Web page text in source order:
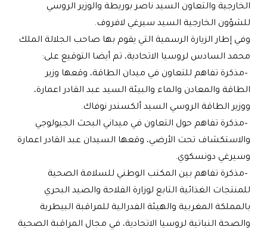
الخارجية والتعاون السيد ناصر بوريطة والوزير الروسي
للشؤون الخارجية السيد سيرغي لافروف.
وفي إطار الزيارة الرسمية التي يقوم بها صاحب الجلالة الملك
محمد السادس لروسيا الاتحادية، تم أيضا التوقيع على:
–مذكرة تفاهم للتعاون في ميدان الطاقة، وقعها وزير
الطاقة والمعادن والماء والبيئة السيد عبد القادر اعمارة،
ووزير الطاقة الروسي السيد ألكسندر نوفاك.
–مذكرة تفاهم حول التعاون في ميداني البحث الجيولوجي
والاستكشاف تحت الأرضي، وقعها السيدان عبد القادر اعمارة
وسيرغي دونسكوي.
–مذكرة تفاهم بين المكتب الوطني للسلامة الصحية
للمنتجات الغذائية التابع لوزارة الفلاحة والصيد البحري
بالمملكة المغربية والهيئة الفدرالية للمراقبة البيطرية
والصحة النباتية لروسيا الاتحادية، في مجال المراقبة الصحية